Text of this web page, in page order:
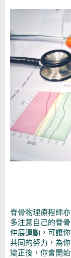
脊骨物理療程師
多注意自己的脊
伸展運動，可讓
共同的努力，為
矯正後，你會開